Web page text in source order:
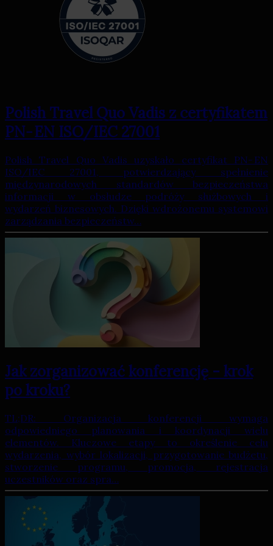
Polish Travel Quo Vadis z certyfikatem
PN‑EN ISO/IEC 27001
Polish Travel Quo Vadis uzyskało certyfikat PN‑EN
ISO/IEC 27001, potwierdzający spełnienie
międzynarodowych standardów bezpieczeństwa
informacji w obsłudze podróży służbowych i
wydarzeń biznesowych. Dzięki wdrożonemu systemowi
zarządzania bezpieczeństw…
Jak zorganizować konferencję - krok
po kroku?
TL;DR: Organizacja konferencji wymaga
odpowiedniego planowania i koordynacji wielu
elementów. Kluczowe etapy to określenie celu
wydarzenia, wybór lokalizacji, przygotowanie budżetu,
stworzenie programu, promocja, rejestracja
uczestników oraz spra…